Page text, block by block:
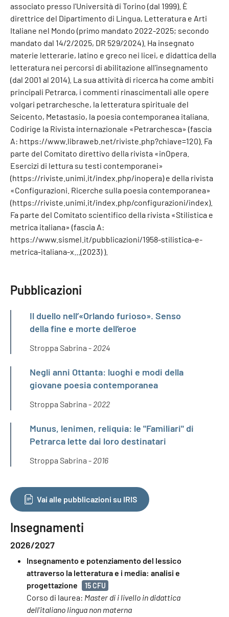
associato presso l'Università di Torino (dal 1999). È
direttrice del Dipartimento di Lingua, Letteratura e Arti
Italiane nel Mondo (primo mandato 2022-2025; secondo
mandato dal 14/2/2025, DR 529/2024). Ha insegnato
materie letterarie, latino e greco nei licei, e didattica della
letteratura nei percorsi di abilitazione all'insegnamento
(dal 2001 al 2014). La sua attività di ricerca ha come ambiti
principali Petrarca, i commenti rinascimentali alle opere
volgari petrarchesche, la letteratura spirituale del
Seicento, Metastasio, la poesia contemporanea italiana.
Codirige la Rivista internazionale «Petrarchesca» (fascia
A: https://www.libraweb.net/riviste.php?chiave=120). Fa
parte del Comitato direttivo della rivista «inOpera.
Esercizi di lettura su testi contemporanei»
(https://riviste.unimi.it/index.php/inopera) e della rivista
«Configurazioni. Ricerche sulla poesia contemporanea»
(https://riviste.unimi.it/index.php/configurazioni/index).
Fa parte del Comitato scientifico della rivista «Stilistica e
metrica italiana» (fascia A:
https://www.sismel.it/pubblicazioni/1958-stilistica-e-
metrica-italiana-x...(2023) ).
Pubblicazioni
Il duello nell’«Orlando furioso». Senso
della fine e morte dell’eroe
Stroppa Sabrina - 2024
Negli anni Ottanta: luoghi e modi della
giovane poesia contemporanea
Stroppa Sabrina - 2022
Munus, lenimen, reliquia: le "Familiari" di
Petrarca lette dai loro destinatari
Stroppa Sabrina - 2016
Vai alle pubblicazioni su IRIS
Insegnamenti
2026/2027
Insegnamento e potenziamento del lessico
attraverso la letteratura e i media: analisi e
progettazione
15 CFU
Corso di laurea: Master di i livello in didattica
dell'italiano lingua non materna